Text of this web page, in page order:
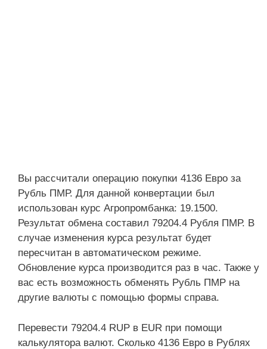
Вы рассчитали операцию покупки 4136 Евро за
Рубль ПМР. Для данной конвертации был
использован курс Агропромбанка: 19.1500.
Результат обмена составил 79204.4 Рубля ПМР. В
случае изменения курса результат будет
пересчитан в автоматическом режиме.
Обновление курса производится раз в час. Также у
вас есть возможность обменять Рубль ПМР на
другие валюты с помощью формы справа.
Перевести 79204.4 RUP в EUR при помощи
калькулятора валют. Сколько 4136 Евро в Рублях